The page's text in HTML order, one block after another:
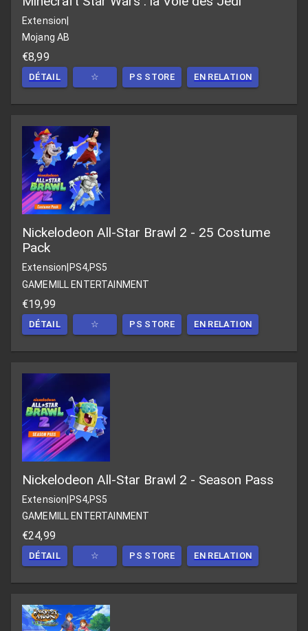
Extension|
Mojang AB
€8,99
DÉTAIL ☆ PS STORE EN RELATION
Nickelodeon All-Star Brawl 2 - 25 Costume
Pack
Extension PS4,PS5
GAMEMILL ENTERTAINMENT
€19,99
DÉTAIL ☆ PS STORE EN RELATION
Nickelodeon All-Star Brawl 2 - Season Pass
Extension|PS4,PS5
GAMEMILL ENTERTAINMENT
€24,99
DÉTAIL ☆ PS STORE EN RELATION